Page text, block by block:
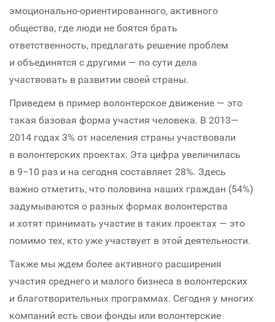
эмоционально-ориентированного, активного
общества, где люди не боятся брать
ответственность, предлагать решение проблем
и объединятся с другими — по сути дела
участвовать в развитии своей страны.
Приведем в пример волонтерское движение — это
такая базовая форма участия человека. В 2013—
2014 годах 3% от населения страны участвовали
в волонтерских проектах. Эта цифра увеличилась
в 9−10 раз и на сегодня составляет 28%. Здесь
важно отметить, что половина наших граждан (54%)
задумываются о разных формах волонтерства
и хотят принимать участие в таких проектах — это
помимо тех, кто уже участвует в этой деятельности.
Также мы ждем более активного расширения
участия среднего и малого бизнеса в волонтерских
и благотворительных программах. Сегодня у многих
компаний есть свои фонды или волонтерские